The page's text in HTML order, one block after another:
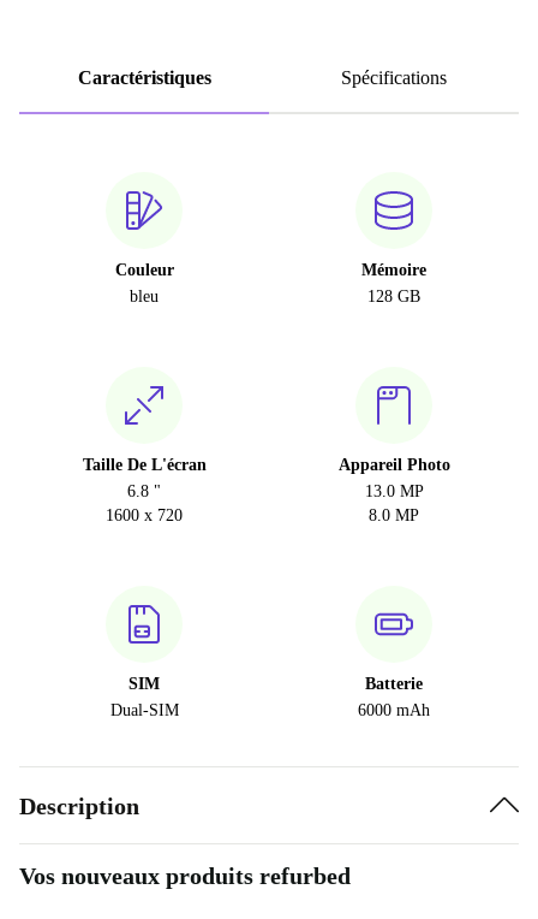
Caractéristiques Spécifications
Couleur
bleu
Mémoire
128 GB
Taille De L'écran
6.8 "
1600 x 720
Appareil Photo
13.0 MP
8.0 MP
SIM
Dual-SIM
Batterie
6000 mAh
Description
Vos nouveaux produits refurbed